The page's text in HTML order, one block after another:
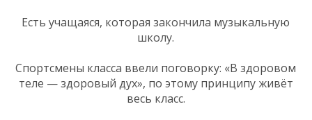
Есть учащаяся, которая закончила музыкальную
школу.
Спортсмены класса ввели поговорку: «В здоровом
теле — здоровый дух», по этому принципу живёт
весь класс.